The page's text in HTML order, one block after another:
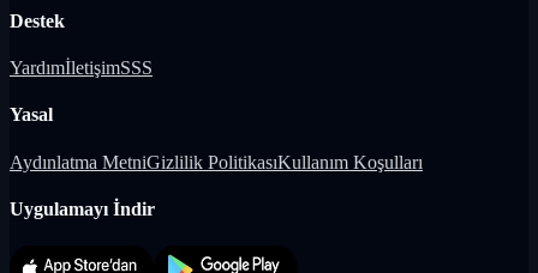
Destek
YardımİletişimSSS
Yasal
Aydınlatma MetniGizlilik PolitikasıKullanım Koşulları
Uygulamayı İndir